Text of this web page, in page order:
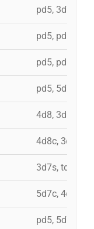
pd5, 3d7,
pd5, pd5,
pd5, pd5,
pd5, 5d7,
4d8, 3d8,
4d8c, 3d8c,
3d7s, td7, 4d8
5d7c, 4d8, i
pd5, 5d7,